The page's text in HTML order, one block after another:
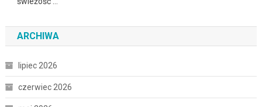
ARCHIWA
lipiec 2026
czerwiec 2026